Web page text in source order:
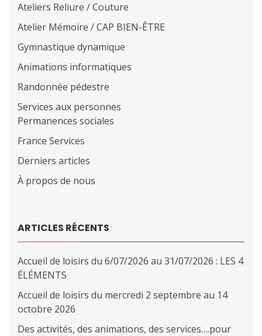
Ateliers Reliure / Couture
Atelier Mémoire / CAP BIEN-ÊTRE
Gymnastique dynamique
Animations informatiques
Randonnée pédestre
Services aux personnes
Permanences sociales
France Services
Derniers articles
À propos de nous
ARTICLES RÉCENTS
Accueil de loisirs du 6/07/2026 au 31/07/2026 : LES 4
ÉLÉMENTS
Accueil de loisirs du mercredi 2 septembre au 14
octobre 2026
Des activités, des animations, des services….pour